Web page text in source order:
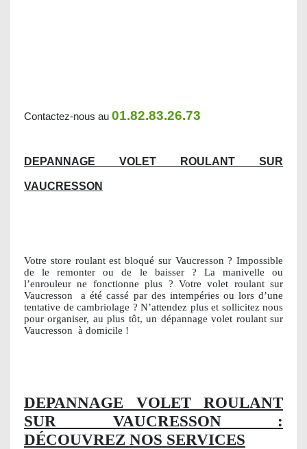
Contactez-nous au 01.82.83.26.73
DEPANNAGE VOLET ROULANT SUR
VAUCRESSON
Votre store roulant est bloqué sur Vaucresson ? Impossible
de le remonter ou de le baisser ? La manivelle ou
l’enrouleur ne fonctionne plus ? Votre volet roulant sur
Vaucresson
a été cassé par des intempéries ou lors d’une
tentative de cambriolage ? N’attendez plus et sollicitez nous
pour organiser, au plus tôt, un dépannage volet roulant sur
Vaucresson à domicile !
DEPANNAGE VOLET ROULANT
SUR VAUCRESSON :
DÉCOUVREZ NOS SERVICES